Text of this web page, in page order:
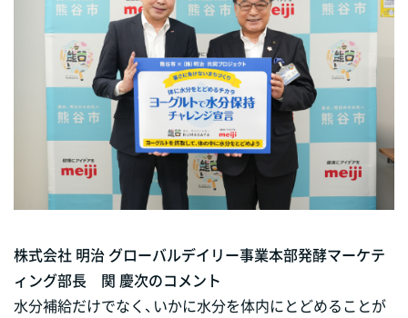
株式会社 明治 グローバルデイリー事業本部発酵マーケテ
ィング部長 関 慶次のコメント
水分補給だけでなく、いかに水分を体内にとどめることが